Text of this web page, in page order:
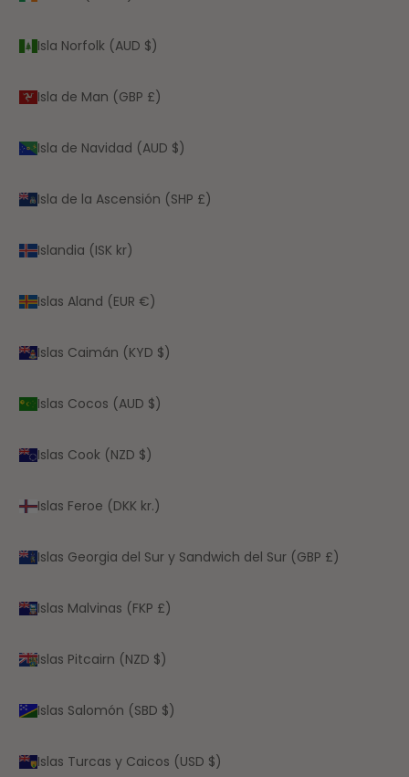
Isla Norfolk (AUD $)
Isla de Man (GBP £)
Isla de Navidad (AUD $)
Isla de la Ascensión (SHP £)
Islandia (ISK kr)
Islas Aland (EUR €)
Islas Caimán (KYD $)
Islas Cocos (AUD $)
Islas Cook (NZD $)
Islas Feroe (DKK kr.)
Islas Georgia del Sur y Sandwich del Sur (GBP £)
Islas Malvinas (FKP £)
Islas Pitcairn (NZD $)
Islas Salomón (SBD $)
Islas Turcas y Caicos (USD $)